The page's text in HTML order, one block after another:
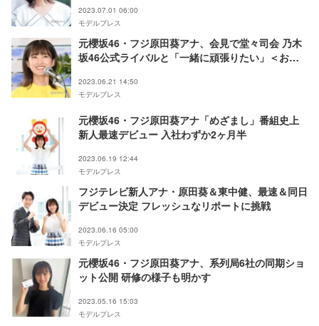
2023.07.01 06:00
モデルプレス
元櫻坂46・フジ原田葵アナ、会見で堂々司会 乃木
坂46公式ライバルと「一緒に頑張りたい」＜お台
2023.06.21 14:50
モデルプレス
元櫻坂46・フジ原田葵アナ「めざまし」番組史上
新人最速デビュー 入社わずか2ヶ月半
2023.06.19 12:44
モデルプレス
フジテレビ新人アナ・原田葵＆東中健、最速＆同日
デビュー決定 フレッシュなリポートに挑戦
2023.06.16 05:00
モデルプレス
元櫻坂46・フジ原田葵アナ、系列局6社の同期ショ
ット公開 研修の様子も明かす
2023.05.16 15:03
モデルプレス